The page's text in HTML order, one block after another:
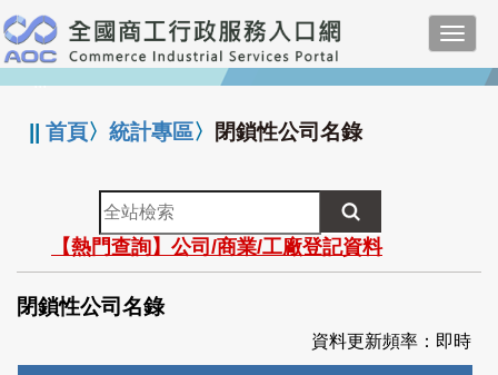
跳
到
主
要
:::
||首頁〉統計專區〉 閉鎖性公司名錄
全
站
檢
索
【熱門查詢】公司/商業/工廠登記資料
閉鎖性公司名錄
資料更新頻率：即時